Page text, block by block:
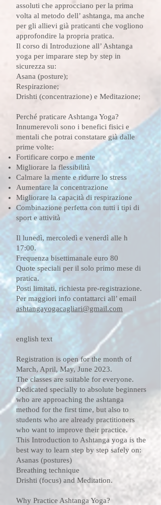
assoluti che approcciano per la prima
volta al metodo dell’ ashtanga, ma anche
per gli allievi già praticanti che vogliono
approfondire la propria pratica.
Il corso di Introduzione all’ Ashtanga
yoga per imparare step by step in
sicurezza su:
Asana (posture);
Respirazione;
Drishti (concentrazione) e Meditazione;
Perché praticare Ashtanga Yoga?
Innumerevoli sono i benefici fisici e
mentali che potrai constatare già dalle
prime volte:
Fortificare corpo e mente
Migliorare la flessibilità
Calmare la mente e ridurre lo stress
Aumentare la concentrazione
Migliorare la capacità di respirazione
Combinazione perfetta con tutti i tipi di
sport e attività
Il lunedì, mercoledì e venerdì alle h
17:00.
Frequenza bisettimanale euro 80
Quote speciali per il solo primo mese di
pratica.
Posti limitati, richiesta pre-registrazione.
Per maggiori info contattarci all’ email
ashtangayogacagliari@gmail.com
english text
Registration is open for the month of
March, April, May, June 2023.
The classes are suitable for everyone.
Dedicated specially to absolute beginners
who are approaching the ashtanga
method for the first time, but also to
students who are already practitioners
who want to improve their practice.
This Introduction to Ashtanga yoga is the
best way to learn step by step safely on:
Asanas (postures)
Breathing technique
Drishti (focus) and Meditation.
Why Practice Ashtanga Yoga?